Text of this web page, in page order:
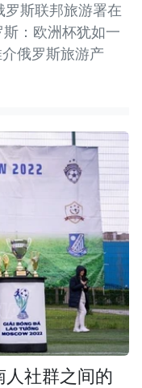
罗斯联邦旅游署在
：欧洲杯犹如一
俄罗斯旅游产
人社群之间的